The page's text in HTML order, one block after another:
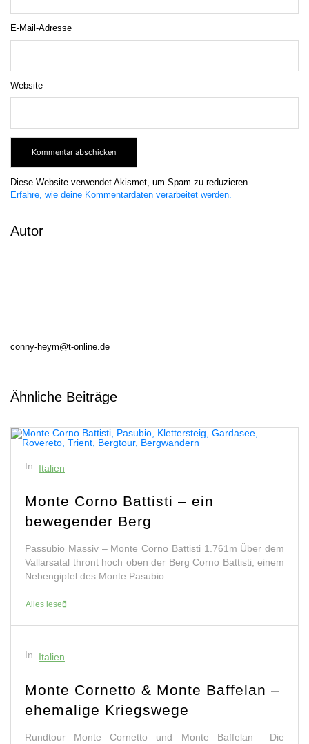
E-Mail-Adresse
Website
Diese Website verwendet Akismet, um Spam zu reduzieren.
Erfahre, wie deine Kommentardaten verarbeitet werden.
Autor
conny-heym@t-online.de
Ähnliche Beiträge
In Italien
Monte Corno Battisti – ein
bewegender Berg
Passubio Massiv – Monte Corno Battisti 1.761m Über dem
Vallarsatal thront hoch oben der Berg Corno Battisti, einem
Nebengipfel des Monte Pasubio....
Alles lesen
In Italien
Monte Cornetto & Monte Baffelan –
ehemalige Kriegswege
Rundtour Monte Cornetto und Monte Baffelan Die